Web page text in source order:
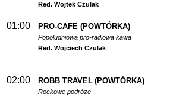
Red. Wojtek Czulak
01:00 PRO-CAFE (POWTÓRKA)
Popołudniowa pro-radiowa kawa
Red. Wojciech Czulak
02:00 ROBB TRAVEL (POWTÓRKA)
Rockowe podróże